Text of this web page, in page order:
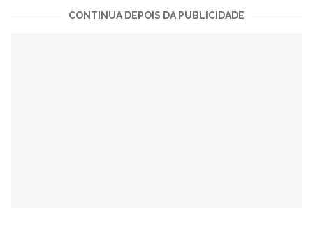
CONTINUA DEPOIS DA PUBLICIDADE